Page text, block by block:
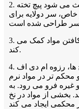
2. سر فرورفتگی دوگانه: سر صاف باعث می شود پیچ ​​تخته
خاص، سر دولایه برای
3. شفت نازک: شفت نازک به جلوگیری از شکافتن مواد کمک می
کند.
4. رزوه درشت: در مقایسه با سایر انواع پیچ ها، رزوه ام دی اف
تر در مواد نرم
غیره فرو می رود. به
بخشی از مواد در نخ